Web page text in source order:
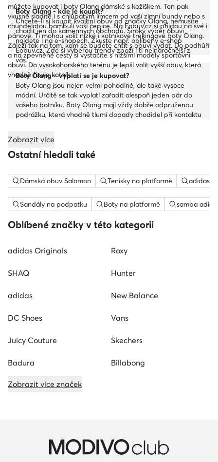
můžete kupovat i boty Olang dámské s kožíškem. Ten pak
vkusně sladíte i s chlupatým límcem od vaší zimní bundy nebo s
chundelatou bambulí vaší čepice. Na Eobuv.cz si přijdou na své i
pánové. Ti mohou volit nízké i kotníkové trekingové boty Olang.
Záleží tak na tom, kam se budete chtít s obuví vydat. Do podhůří
a na zpevněné cesty si vystačíte s nižšími modely sportovní
obuvi. Do vysokohorského terénu je lepší volit vyšší obuv, která
vhodně fixuje kotník.
Boty Olang - kde je koupit?
Chcete-li si koupit kvalitní obuv od značky Olang, nemusíte
chodit jen do kamenných obchodů. Široký výběr obuvi
najdete i na e-shopech. Zkuste např. oblíbený e-shop
Eobuv.cz. Zde si vyberou trendy zboží i ti nejnáročnější z
vás.
Boty Olang – vyplatí se je kupovat?
Boty Olang jsou nejen velmi pohodlné, ale také vysoce
módní. Určitě se tak vyplatí zařadit alespoň jeden pár do
vašeho botníku. Boty Olang mají vždy dobře odpruženou
podrážku, která vhodně tlumí dopady chodidel při kontaktu
Zobrazit více
Ostatní hledali také
Dámská obuv Salomon Tenisky na platformě adidas
Sandály na podpatku Boty na platformě samba
Oblíbené značky v této kategorii
adidas Originals Roxy
SHAQ Hunter
adidas New Balance
DC Shoes Vans
Juicy Couture Skechers
Badura Billabong
Zobrazit více značek